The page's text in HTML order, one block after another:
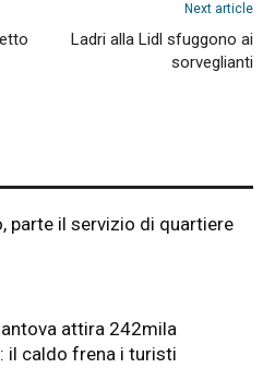
Next article
Ladri alla Lidl sfuggono ai
sorveglianti
parte il servizio di quartiere
attira 242mila
il caldo frena i turisti